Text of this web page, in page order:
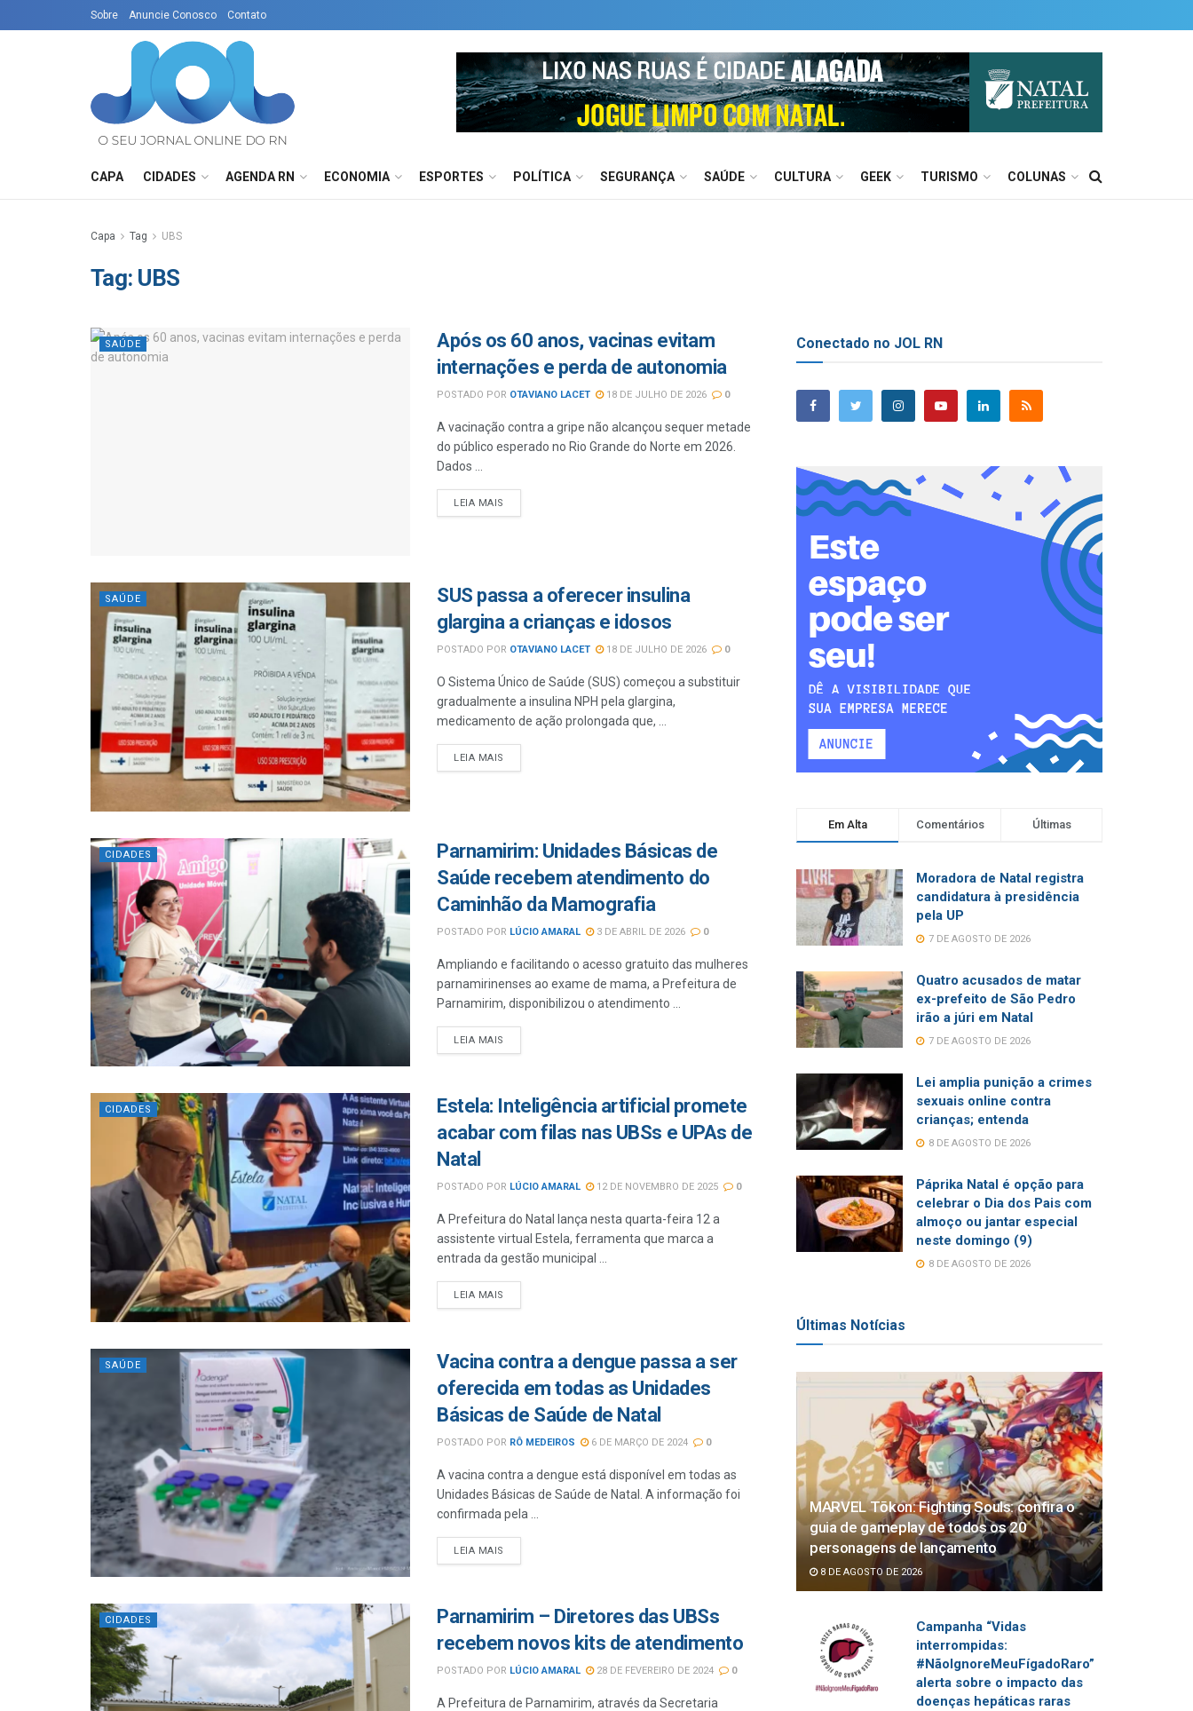
Sobre Anuncie Conosco Contato
CAPA CIDADES AGENDA RN ECONOMIA ESPORTES POLÍTICA SEGURANÇA SAÚDE CULTURA GEEK TURISMO COLUNAS
Capa Tag UBS
Tag: UBS
SAÚDE
Após os 60 anos, vacinas evitam
internações e perda de autonomia
POSTADO POR OTAVIANO LACET 18 DE JULHO DE 2026 0
A vacinação contra a gripe não alcançou sequer metade
do público esperado no Rio Grande do Norte em 2026.
Dados ...
LEIA MAIS
SAÚDE
SUS passa a oferecer insulina
glargina a crianças e idosos
POSTADO POR OTAVIANO LACET 18 DE JULHO DE 2026 0
O Sistema Único de Saúde (SUS) começou a substituir
gradualmente a insulina NPH pela glargina,
medicamento de ação prolongada que, ...
LEIA MAIS
CIDADES
Parnamirim: Unidades Básicas de
Saúde recebem atendimento do
Caminhão da Mamografia
POSTADO POR LÚCIO AMARAL 3 DE ABRIL DE 2026 0
Ampliando e facilitando o acesso gratuito das mulheres
parnamirinenses ao exame de mama, a Prefeitura de
Parnamirim, disponibilizou o atendimento ...
LEIA MAIS
CIDADES
Estela: Inteligência artificial promete
acabar com filas nas UBSs e UPAs de
Natal
POSTADO POR LÚCIO AMARAL 12 DE NOVEMBRO DE 2025 0
A Prefeitura do Natal lança nesta quarta-feira 12 a
assistente virtual Estela, ferramenta que marca a
entrada da gestão municipal ...
LEIA MAIS
SAÚDE
Vacina contra a dengue passa a ser
oferecida em todas as Unidades
Básicas de Saúde de Natal
POSTADO POR RÔ MEDEIROS 6 DE MARÇO DE 2024 0
A vacina contra a dengue está disponível em todas as
Unidades Básicas de Saúde de Natal. A informação foi
confirmada pela ...
LEIA MAIS
CIDADES
Parnamirim – Diretores das UBSs
recebem novos kits de atendimento
POSTADO POR LÚCIO AMARAL 28 DE FEVEREIRO DE 2024 0
A Prefeitura de Parnamirim, através da Secretaria
Conectado no JOL RN
Em Alta Comentários Últimas
Moradora de Natal registra
candidatura à presidência
pela UP
7 DE AGOSTO DE 2026
Quatro acusados de matar
ex-prefeito de São Pedro
irão a júri em Natal
7 DE AGOSTO DE 2026
Lei amplia punição a crimes
sexuais online contra
crianças; entenda
8 DE AGOSTO DE 2026
Páprika Natal é opção para
celebrar o Dia dos Pais com
almoço ou jantar especial
neste domingo (9)
8 DE AGOSTO DE 2026
Últimas Notícias
MARVEL Tōkon: Fighting Souls: confira o
guia de gameplay de todos os 20
personagens de lançamento
8 DE AGOSTO DE 2026
Campanha “Vidas
interrompidas:
#NãoIgnoreMeuFígadoRaro”
alerta sobre o impacto das
doenças hepáticas raras